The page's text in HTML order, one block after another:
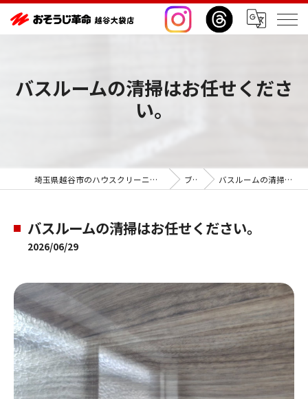
バスルームの清掃はお任せくださ
い。
埼玉県越谷市のハウスクリーニングならおそうじ革命越谷大袋店 ブログ バスルームの清掃はお任せください。
バスルームの清掃はお任せください。
2026/06/29